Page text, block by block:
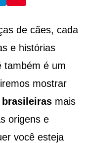
de cães, cada
e histórias
também é um
mostrar
brasileirasmais
origens e
você esteja